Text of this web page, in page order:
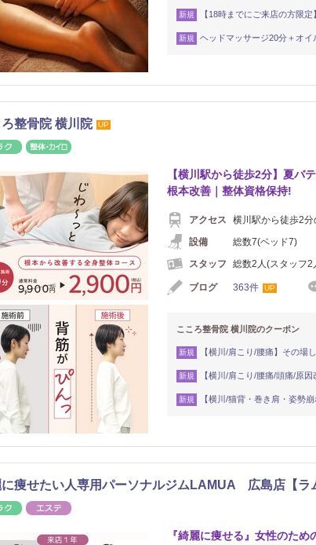
新規 【18時までにご来店の方限
新規 ヘッドマッサージ20分＋オ
ろ整骨院 横川院 UP
リラク
【横川駅から徒歩2分】夏バ
根本改善｜整体資格保持!
アクセス
横川駅から徒歩2
設備
総数7(ベッド7)
スタッフ
総数2人(スタッフ2
ブログ 363件 UP
こころ整骨院 横川院のクーポン
新規 【横川/肩こり/腰痛】その場
新規 【横川/肩こり/腰痛/頭痛/原
新規 【横川/猫背・巻き肩・姿勢
痩せたい人専用パーソナルジムLAMUA 広島店【ラ
リラク
『綺麗に痩せる』女性のた